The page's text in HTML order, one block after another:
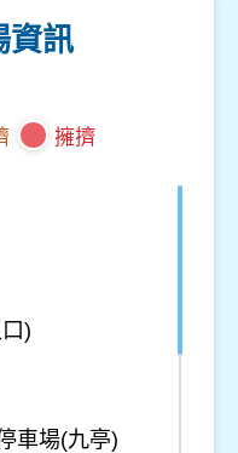
資訊
擁擠
)
車場(九亭)